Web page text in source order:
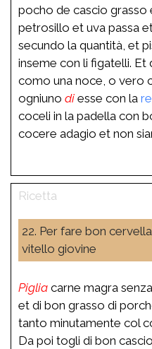
pocho de cascio grasso
petrosillo et uva passa
secundo la quantità, et
inseme con li figatelli. Et
como una noce, o vero
ogniuno di esse con la
coceli in la padella con
cocere adagio et non
22. Per fare bon
vitello giovine
Piglia carne magra
et di bon grasso di
tanto minutamente col
Da poi togli di bon